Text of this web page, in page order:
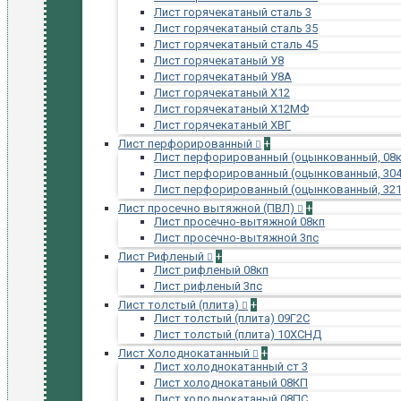
Лист горячекатаный сталь 3
Лист горячекатаный сталь 35
Лист горячекатаный сталь 45
Лист горячекатаный У8
Лист горячекатаный У8А
Лист горячекатаный Х12
Лист горячекатаный Х12МФ
Лист горячекатаный ХВГ
Лист перфорированный
+
Лист перфорированный (оцынкованный,
Лист перфорированный (оцынкованный,
Лист перфорированный (оцынкованный,
Лист просечно вытяжной (ПВЛ)
+
Лист просечно-вытяжной 08кп
Лист просечно-вытяжной 3пс
Лист Рифленый
+
Лист рифленый 08кп
Лист рифленый 3пс
Лист толстый (плита)
+
Лист толстый (плита) 09Г2С
Лист толстый (плита) 10ХСНД
Лист Холоднокатанный
+
Лист холоднокатанный ст 3
Лист холоднокатаный 08КП